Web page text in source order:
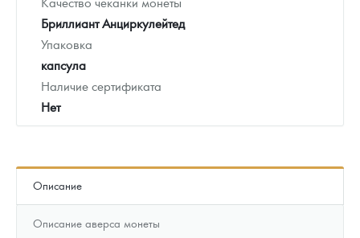
Бриллиант Анциркулейтед
Упаковка
капсула
Наличие сертификата
Нет
Описание
Описание аверса монеты